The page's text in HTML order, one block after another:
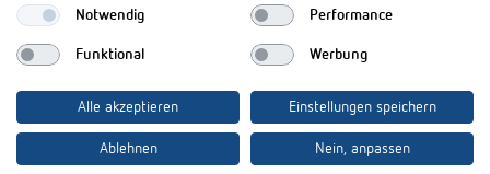
Besuchen Sie uns auf:
Impressum Datenschutz
Notwendig Performance
Funktional Werbung
Alle akzeptieren Einstellungen speichern
Ablehnen Nein, anpassen